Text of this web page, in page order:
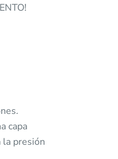
capa
presión